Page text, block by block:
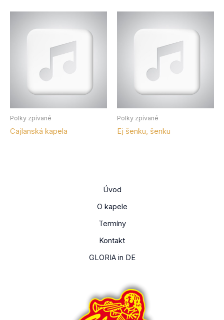
Polky zpívané
Cajlanská kapela
Polky zpívané
Ej šenku, šenku
Úvod
O kapele
Termíny
Kontakt
GLORIA in DE